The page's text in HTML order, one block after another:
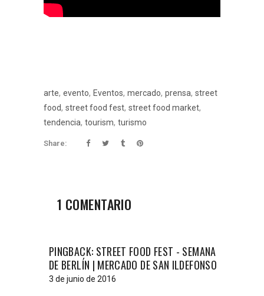
arte, evento, Eventos, mercado, prensa, street
food, street food fest, street food market,
tendencia, tourism, turismo
Share:
1 COMENTARIO
PINGBACK: STREET FOOD FEST - SEMANA
DE BERLÍN | MERCADO DE SAN ILDEFONSO
3 de junio de 2016